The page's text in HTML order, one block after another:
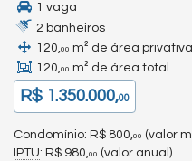
1 vaga
2 banheiros
120,00 m² de área privativa
120,00 m² de área total
R$ 1.350.000,00
Condomínio: R$ 800,00 (valor
IPTU: R$ 980,00 (valor anual)